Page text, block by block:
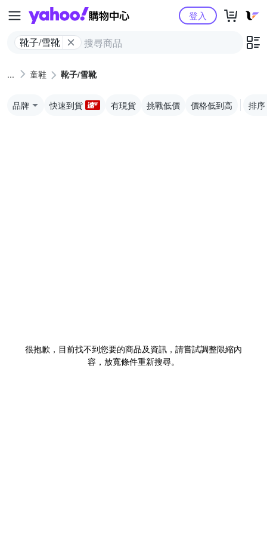
Yahoo購物中心
靴子/雪靴
登入
童鞋 靴子/雪靴
品牌 快速到貨 有現貨 挑戰低價 價格低到高 排序
很抱歉，目前找不到您要的商品及資訊，請嘗試調整限縮內
容，放寬條件重新搜尋。